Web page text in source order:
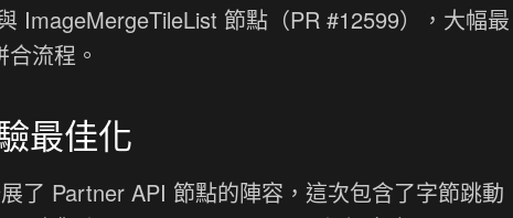
ImageMergeTileList 節點（PR #12599），大幅最
流程。
最佳化
了 Partner API 節點的陣容，這次包含了字節跳動